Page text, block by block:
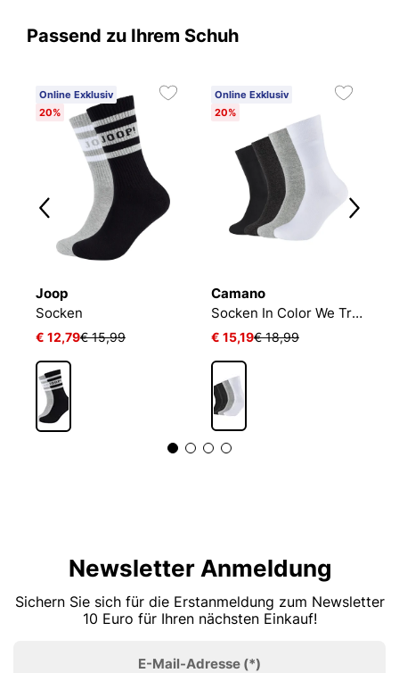
Passend zu Ihrem Schuh
Online Exklusiv
20%
Joop
Socken
€ 12,79€ 15,99
Online Exklusiv
20%
Camano
Socken In Color We Trust
€ 15,19€ 18,99
Newsletter Anmeldung
Sichern Sie sich für die Erstanmeldung zum Newsletter
10 Euro für Ihren nächsten Einkauf!
E-Mail-Adresse (*)